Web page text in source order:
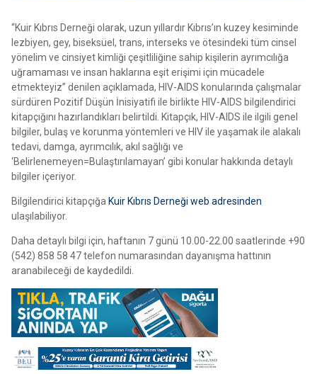
“Kuir Kıbrıs Derneği olarak, uzun yıllardır Kıbrıs’ın kuzey kesiminde
lezbiyen, gey, biseksüel, trans, interseks ve ötesindeki tüm cinsel
yönelim ve cinsiyet kimliği çeşitliliğine sahip kişilerin ayrımcılığa
uğramaması ve insan haklarına eşit erişimi için mücadele
etmekteyiz” denilen açıklamada, HIV-AIDS konularında çalışmalar
sürdüren Pozitif Düşün İnisiyatifi ile birlikte HIV-AIDS bilgilendirici
kitapçığını hazırlandıkları belirtildi. Kitapçık, HIV-AIDS ile ilgili genel
bilgiler, bulaş ve korunma yöntemleri ve HIV ile yaşamak ile alakalı
tedavi, damga, ayrımcılık, akıl sağlığı ve
‘Belirlenemeyen=Bulaştırılamayan’ gibi konular hakkında detaylı
bilgiler içeriyor.
Bilgilendirici kitapçığa Kuir Kıbrıs Derneği web adresinden
ulaşılabiliyor.
Daha detaylı bilgi için, haftanın 7 günü 10.00-22.00 saatlerinde +90
(542) 858 58 47 telefon numarasından dayanışma hattının
aranabileceği de kaydedildi.